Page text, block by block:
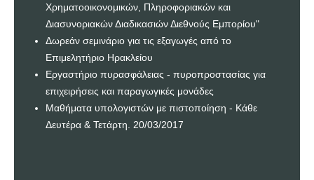
Χρηματοοικονομικών, Πληροφοριακών και
Διασυνοριακών Διαδικασιών Διεθνούς Εμπορίου"
Δωρεάν σεμινάριο για τις εξαγωγές από το
Επιμελητήριο Ηρακλείου
Εργαστήριο πυρασφάλειας - πυροπροστασίας για
επιχειρήσεις και παραγωγικές μονάδες
Μαθήματα υπολογιστών με πιστοποίηση - Κάθε
Δευτέρα & Τετάρτη. 20/03/2017